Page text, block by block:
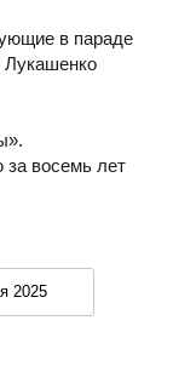
в параде
восемь лет
2025